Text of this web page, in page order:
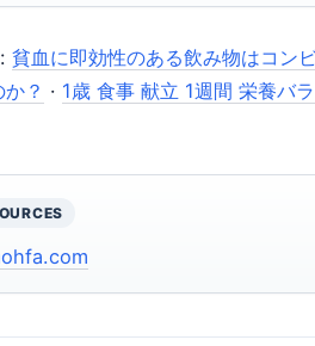
貧血に即効性のある飲み物はコン
？ · 1歳 食事 献立 1週間 栄養バ